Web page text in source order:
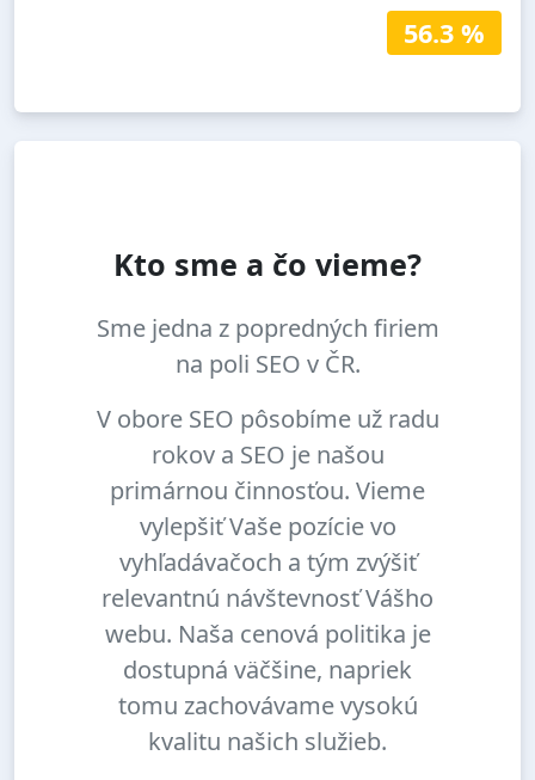
56.3 %
Kto sme a čo vieme?
Sme jedna z popredných firiem
na poli SEO v ČR.
V obore SEO pôsobíme už radu
rokov a SEO je našou
primárnou činnosťou. Vieme
vylepšiť Vaše pozície vo
vyhľadávačoch a tým zvýšiť
relevantnú návštevnosť Vášho
webu. Naša cenová politika je
dostupná väčšine, napriek
tomu zachovávame vysokú
kvalitu našich služieb.